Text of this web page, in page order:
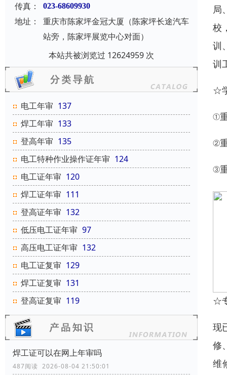
传真： 023-68609930
地址：
重庆市陈家坪金冠大厦（陈家坪长途汽车
站旁，陈家坪展览中心对面）
本站共被浏览过 12624959 次
电工年审 137
焊工年审 133
登高年审 135
电工特种作业操作证年审 124
电工证年审 120
焊工证年审 111
登高证年审 132
低压电工证年审 97
高压电工证年审 132
电工证复审 129
焊工证复审 131
登高证复审 119
焊工证可以在网上年审吗
487阅读 2026-08-04 21:50:01
局
校
训
训
☆
①
②
③
☆
现
修
维